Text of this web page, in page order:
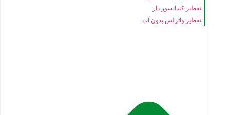
تقطیر کندانسور دار
تقطیر واترلس بدون آب